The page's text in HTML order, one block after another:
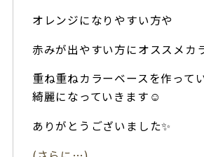
オレンジになりやすい方や
赤みが出やすい方にオススメカ
重ね重ねカラーベースを作って
綺麗になっていきます☺️
ありがとうございました✨